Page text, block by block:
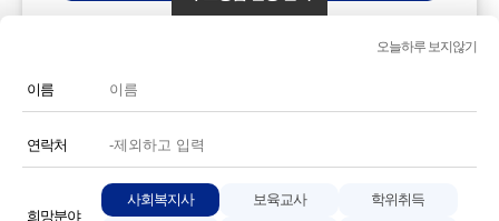
전화번호 또는 전화기 모양 아이콘을 클릭하시면 전화통화가
연결됩니다.
오늘하루 보지않기
이름
연락처
희망분야
사회복지사 보육교사 학위취득